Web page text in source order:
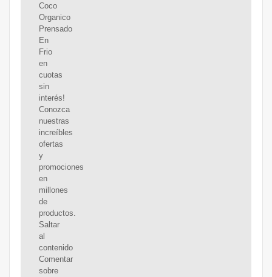
Coco
Organico
Prensado
En
Frio
en
cuotas
sin
interés!
Conozca
nuestras
increíbles
ofertas
y
promociones
en
millones
de
productos.
Saltar
al
contenido
Comentar
sobre